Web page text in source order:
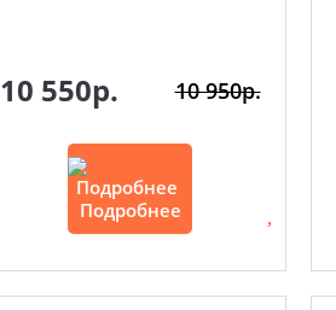
10 550р. 10 950р.
Подробнее